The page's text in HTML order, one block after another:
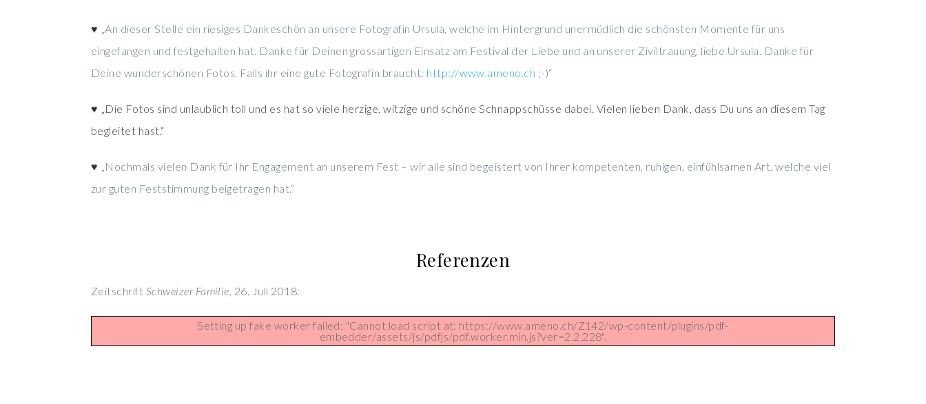
♥ „An dieser Stelle ein riesiges Dankeschön an unsere Fotografin Ursula, welche im Hintergrund unermüdlich die schönsten Momente für uns
eingefangen und festgehalten hat. Danke für Deinen grossartigen Einsatz am Festival der Liebe und an unserer Ziviltrauung, liebe Ursula. Danke für
Deine wunderschönen Fotos. Falls ihr eine gute Fotografin braucht: http://www.ameno.ch ;-)“
♥ „Die Fotos sind unlaublich toll und es hat so viele herzige, witzige und schöne Schnappschüsse dabei. Vielen lieben Dank, dass Du uns an diesem Tag
begleitet hast.“
♥ „Nochmals vielen Dank für Ihr Engagement an unserem Fest – wir alle sind begeistert von Ihrer kompetenten, ruhigen, einfühlsamen Art, welche viel
zur guten Feststimmung beigetragen hat.“
Referenzen
Zeitschrift Schweizer Familie, 26. Juli 2018:
Setting up fake worker failed: "Cannot load script at: https://www.ameno.ch/Z142/wp-content/plugins/pdf-
embedder/assets/js/pdfjs/pdf.worker.min.js?ver=2.2.228".